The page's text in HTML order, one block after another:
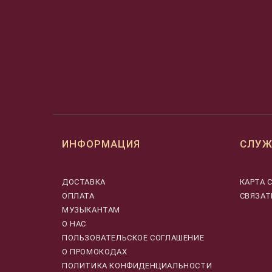
ИНФОРМАЦИЯ
ДОСТАВКА
ОПЛАТА
МУЗЫКАНТАМ
О НАС
ПОЛЬЗОВАТЕЛЬСКОЕ СОГЛАШЕНИЕ
О ПРОМОКОДАХ
ПОЛИТИКА КОНФИДЕНЦИАЛЬНОСТИ
КАРТА